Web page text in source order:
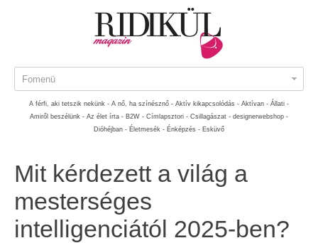
Fomenü
A férfi, aki tetszik nekünk - A nő, ha színésznő - Aktív kikapcsolódás - Aktívan - Állati -
Amiről beszélünk - Az élet írta - B2W - Címlapsztori - Csillagászat - designerwebshop -
Dióhéjban - Életmesék - Énképzés - Esküvő
Mit kérdezett a világ a
mesterséges
intelligenciától 2025-ben?